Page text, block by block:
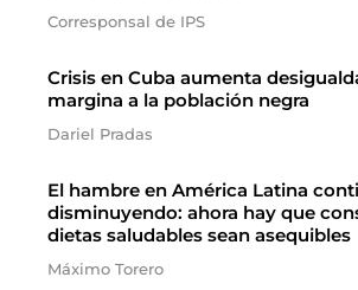
Corresponsal de IPS
Crisis en Cuba aumenta
margina a la población negra
Dariel Pradas
El hambre en América Latina
disminuyendo: ahora hay que
dietas saludables sean asequibles
Máximo Torero